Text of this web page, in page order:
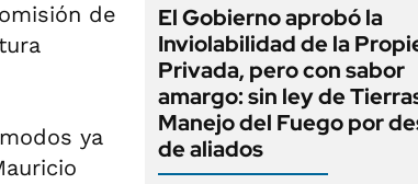
de
ya
El Gobierno aprobó la
Inviolabilidad de la
Privada, pero con sabor
amargo: sin ley de
Manejo del Fuego por
de aliados